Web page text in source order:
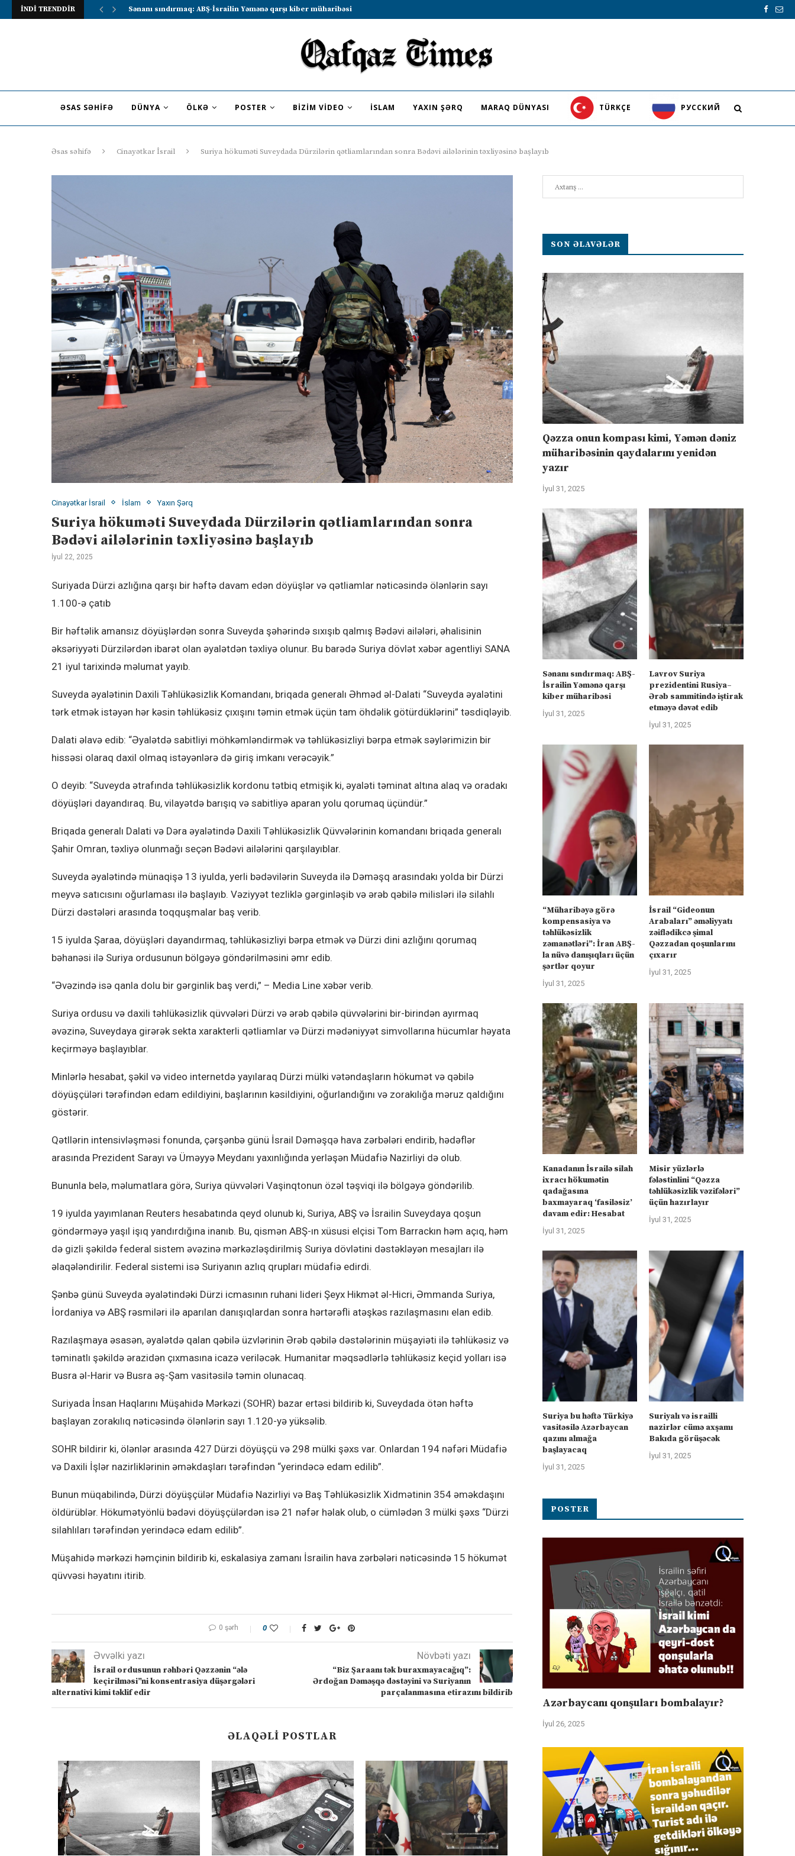
İNDİ TRENDDİR Lavrov Suriya prezidentini Rusiya–Ərəb sammitində iştirak etməyə dəvət...
ƏSAS SƏHIFƏ DÜNYA ÖLKƏ POSTER BIZIM VIDEO İSLAM YAXIN ŞƏRQ MARAQ DÜNYASI TÜRKÇE PУССКИЙ
Əsas səhifə Cinayətkar İsrail Suriya hökuməti Suveydada Dürzilərin qətliamlarından sonra Bədəvi ailələrinin təxliyəsinə başlayıb
Cinayətkar İsrail İslam Yaxın Şərq
Suriya hökuməti Suveydada Dürzilərin qətliamlarından sonra
Bədəvi ailələrinin təxliyəsinə başlayıb
İyul 22, 2025
Suriyada Dürzi azlığına qarşı bir həftə davam edən döyüşlər və qətliamlar nəticəsində ölənlərin sayı
1.100-ə çatıb
Bir həftəlik amansız döyüşlərdən sonra Suveyda şəhərində sıxışıb qalmış Bədəvi ailələri, əhalisinin
əksəriyyəti Dürzilərdən ibarət olan əyalətdən təxliyə olunur. Bu barədə Suriya dövlət xəbər agentliyi SANA
21 iyul tarixində məlumat yayıb.
Suveyda əyalətinin Daxili Təhlükəsizlik Komandanı, briqada generalı Əhməd əl-Dalati “Suveyda əyalətini
tərk etmək istəyən hər kəsin təhlükəsiz çıxışını təmin etmək üçün tam öhdəlik götürdüklərini” təsdiqləyib.
Dalati əlavə edib: “Əyalətdə sabitliyi möhkəmləndirmək və təhlükəsizliyi bərpa etmək səylərimizin bir
hissəsi olaraq daxil olmaq istəyənlərə də giriş imkanı verəcəyik.”
O deyib: “Suveyda ətrafında təhlükəsizlik kordonu tətbiq etmişik ki, əyaləti təminat altına alaq və oradakı
döyüşləri dayandıraq. Bu, vilayətdə barışıq və sabitliyə aparan yolu qorumaq üçündür.”
Briqada generalı Dalati və Dəra əyalətində Daxili Təhlükəsizlik Qüvvələrinin komandanı briqada generalı
Şahir Omran, təxliyə olunmağı seçən Bədəvi ailələrini qarşılayıblar.
Suveyda əyalətində münaqişə 13 iyulda, yerli bədəvilərin Suveyda ilə Dəməşq arasındakı yolda bir Dürzi
meyvə satıcısını oğurlaması ilə başlayıb. Vəziyyət tezliklə gərginləşib və ərəb qəbilə milisləri ilə silahlı
Dürzi dəstələri arasında toqquşmalar baş verib.
15 iyulda Şaraa, döyüşləri dayandırmaq, təhlükəsizliyi bərpa etmək və Dürzi dini azlığını qorumaq
bəhanəsi ilə Suriya ordusunun bölgəyə göndərilməsini əmr edib.
“Əvəzində isə qanla dolu bir gərginlik baş verdi,” – Media Line xəbər verib.
Suriya ordusu və daxili təhlükəsizlik qüvvələri Dürzi və ərəb qəbilə qüvvələrini bir-birindən ayırmaq
əvəzinə, Suveydaya girərək sekta xarakterli qətliamlar və Dürzi mədəniyyət simvollarına hücumlar həyata
keçirməyə başlayıblar.
Minlərlə hesabat, şəkil və video internetdə yayılaraq Dürzi mülki vətəndaşların hökumət və qəbilə
döyüşçüləri tərəfindən edam edildiyini, başlarının kəsildiyini, oğurlandığını və zorakılığa məruz qaldığını
göstərir.
Qətllərin intensivləşməsi fonunda, çərşənbə günü İsrail Dəməşqə hava zərbələri endirib, hədəflər
arasında Prezident Sarayı və Üməyyə Meydanı yaxınlığında yerləşən Müdafiə Nazirliyi də olub.
Bununla belə, məlumatlara görə, Suriya qüvvələri Vaşinqtonun özəl təşviqi ilə bölgəyə göndərilib.
19 iyulda yayımlanan Reuters hesabatında qeyd olunub ki, Suriya, ABŞ və İsrailin Suveydaya qoşun
göndərməyə yaşıl işıq yandırdığına inanıb. Bu, qismən ABŞ-ın xüsusi elçisi Tom Barrackın həm açıq, həm
də gizli şəkildə federal sistem əvəzinə mərkəzləşdirilmiş Suriya dövlətini dəstəkləyən mesajları ilə
əlaqələndirilir. Federal sistemi isə Suriyanın azlıq qrupları müdafiə edirdi.
Şənbə günü Suveyda əyalətindəki Dürzi icmasının ruhani lideri Şeyx Hikmət əl-Hicri, Əmmanda Suriya,
İordaniya və ABŞ rəsmiləri ilə aparılan danışıqlardan sonra hərtərəfli atəşkəs razılaşmasını elan edib.
Razılaşmaya əsasən, əyalətdə qalan qəbilə üzvlərinin Ərəb qəbilə dəstələrinin müşayiəti ilə təhlükəsiz və
təminatlı şəkildə ərazidən çıxmasına icazə veriləcək. Humanitar məqsədlərlə təhlükəsiz keçid yolları isə
Busra əl-Harir və Busra əş-Şam vasitəsilə təmin olunacaq.
Suriyada İnsan Haqlarını Müşahidə Mərkəzi (SOHR) bazar ertəsi bildirib ki, Suveydada ötən həftə
başlayan zorakılıq nəticəsində ölənlərin sayı 1.120-yə yüksəlib.
SOHR bildirir ki, ölənlər arasında 427 Dürzi döyüşçü və 298 mülki şəxs var. Onlardan 194 nəfəri Müdafiə
və Daxili İşlər nazirliklərinin əməkdaşları tərəfindən “yerindəcə edam edilib”.
Bunun müqabilində, Dürzi döyüşçülər Müdafiə Nazirliyi və Baş Təhlükəsizlik Xidmətinin 354 əməkdaşını
öldürüblər. Hökumətyönlü bədəvi döyüşçülərdən isə 21 nəfər həlak olub, o cümlədən 3 mülki şəxs “Dürzi
silahlıları tərəfindən yerindəcə edam edilib”.
Müşahidə mərkəzi həmçinin bildirib ki, eskalasiya zamanı İsrailin hava zərbələri nəticəsində 15 hökumət
qüvvəsi həyatını itirib.
0 şərh 0
Əvvəlki yazı
İsrail ordusunun rəhbəri Qəzzənin “ələ
keçirilməsi”ni konsentrasiya düşərgələri
alternativi kimi təklif edir
Növbəti yazı
“Biz Şaraanı tək buraxmayacağıq”:
Ərdoğan Dəməşqə dəstəyini və Suriyanın
parçalanmasına etirazını bildirib
ƏLAQƏLI POSTLAR
SON ƏLAVƏLƏR
Qəzza onun kompası kimi, Yəmən dəniz
müharibəsinin qaydalarını yenidən
yazır
İyul 31, 2025
Sənanı sındırmaq: ABŞ-
İsrailin Yəmənə qarşı
kiber müharibəsi
İyul 31, 2025
Lavrov Suriya
prezidentini Rusiya–
Ərəb sammitində iştirak
etməyə dəvət edib
İyul 31, 2025
“Müharibəyə görə
kompensasiya və
təhlükəsizlik
zəmanətləri”: İran ABŞ-
la nüvə danışıqları üçün
şərtlər qoyur
İyul 31, 2025
İsrail “Gideonun
Arabaları” əməliyyatı
zəiflədikcə şimal
Qəzzadan qoşunlarını
çıxarır
İyul 31, 2025
Kanadanın İsrailə silah
ixracı hökumətin
qadağasına
baxmayaraq ‘fasiləsiz’
davam edir: Hesabat
İyul 31, 2025
Misir yüzlərlə
fələstinlini “Qəzza
təhlükəsizlik vəzifələri”
üçün hazırlayır
İyul 31, 2025
Suriya bu həftə Türkiyə
vasitəsilə Azərbaycan
qazını almağa
başlayacaq
İyul 31, 2025
Suriyalı və israilli
nazirlər cümə axşamı
Bakıda görüşəcək
İyul 31, 2025
POSTER
Azərbaycanı qonşuları bombalayır?
İyul 26, 2025